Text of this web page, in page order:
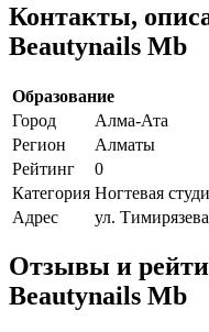
Контакты,
Beautynails Mb
Образование
Город
Алма-Ата
Регион
Алматы
Рейтинг
0
Категория Ногтевая
Адрес
ул.
Отзывы и
Beautynails Mb